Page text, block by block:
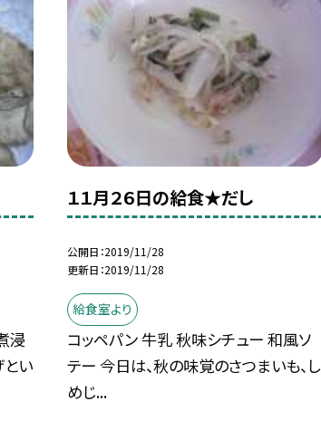
浸
い
１１月２６日の給食★だし
公開日 2019/11/28
更新日 2019/11/28
給食室より
コッペパン 牛乳 秋味シチュー 和風ソ
テー 今日は、秋の味覚のさつまいも、し
めじ...